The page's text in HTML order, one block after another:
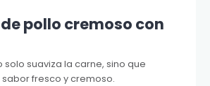
pollo cremoso con
solo suaviza la carne, sino que
fresco y cremoso.